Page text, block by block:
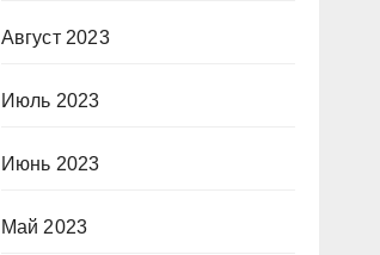
Август 2023
Июль 2023
Июнь 2023
Май 2023